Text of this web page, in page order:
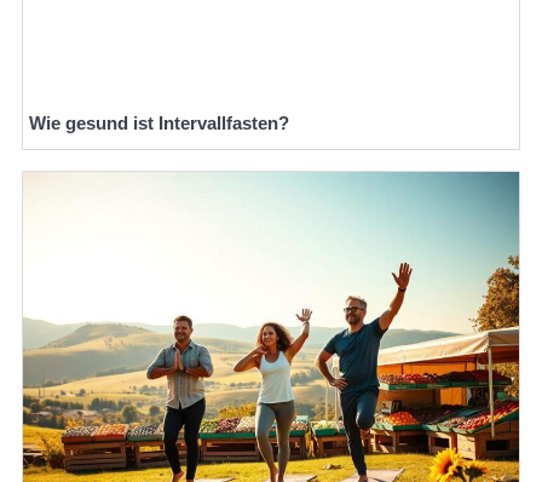
Wie gesund ist Intervallfasten?